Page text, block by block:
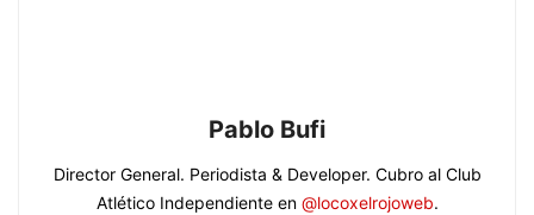
Pablo Bufi
Director General. Periodista & Developer. Cubro al Club
Atlético Independiente en @locoxelrojoweb.